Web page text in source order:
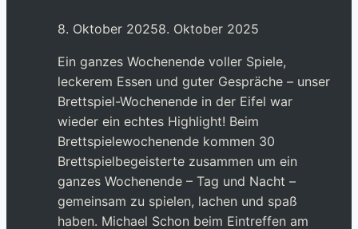
8. Oktober 20258. Oktober 2025
Ein ganzes Wochenende voller Spiele,
leckerem Essen und guter Gespräche – unser
Brettspiel-Wochenende in der Eifel war
wieder ein echtes Highlight! Beim
Brettspielewochenende kommen 30
Brettspielbegeisterte zusammen um ein
ganzes Wochenende – Tag und Nacht –
gemeinsam zu spielen, lachen und spaß
haben. Michael Schon beim Eintreffen am